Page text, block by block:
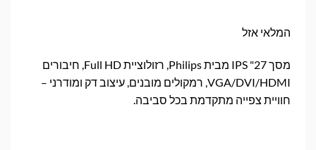
המלאי אזל
מסך 27" IPS מבית Philips, רזולוציית Full HD, חיבורים
VGA/DVI/HDMI, רמקולים מובנים, עיצוב דק ומודרני –
חוויית צפייה מתקדמת בכל סביבה.